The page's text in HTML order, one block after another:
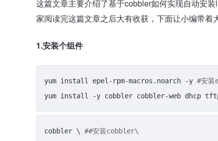
这篇文章主要介绍了基于cobbler如何实现自动安
家阅读完这篇文章之后大有收获，下面让小编带着
1.安装个组件
yum install epel-rpm-macros.noarch -y #安装
yum install -y cobbler cobbler-web dhcp
cobbler \ ##安装cobbler\